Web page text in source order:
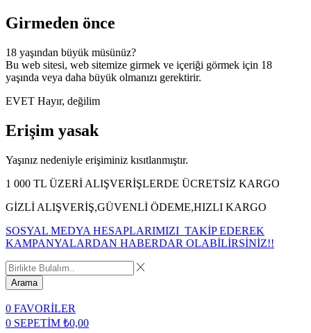
Girmeden önce
18 yaşından büyük müsünüz?
Bu web sitesi, web sitemize girmek ve içeriği görmek için 18
yaşında veya daha büyük olmanızı gerektirir.
EVET Hayır, değilim
Erişim yasak
Yaşınız nedeniyle erişiminiz kısıtlanmıştır.
1 000 TL ÜZERİ ALIŞVERİŞLERDE ÜCRETSİZ KARGO
GİZLİ ALIŞVERİŞ,GÜVENLİ ÖDEME,HIZLI KARGO
SOSYAL MEDYA HESAPLARIMIZI TAKİP EDEREK
KAMPANYALARDAN HABERDAR OLABİLİRSİNİZ!!
Arama
0 FAVORİLER
0 SEPETİM ₺0,00